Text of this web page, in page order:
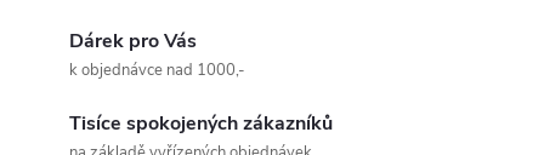
Dárek pro Vás
k objednávce nad 1000,-
Tisíce spokojených zákazníků